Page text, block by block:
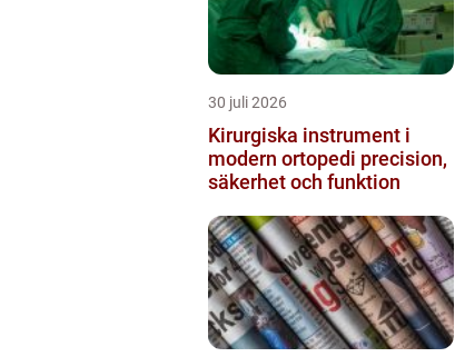
30 juli 2026
Kirurgiska instrument i
modern ortopedi precision,
säkerhet och funktion